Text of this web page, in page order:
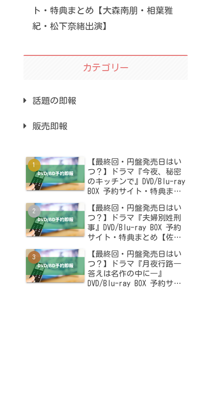
ト・特典まとめ【大森南朋・相葉雅
紀・松下奈緒出演】
カテゴリー
話題の即報
販売即報
【最終回・円盤発売日はい
つ？】ドラマ『今夜、秘密
のキッチンで』DVD/Blu-ray
BOX 予約サイト・特典まと
演】
【最終回・円盤発売日はい
つ？】ドラマ『夫婦別姓刑
事』DVD/Blu-ray BOX 予約
サイト・特典まとめ【佐藤
【最終回・円盤発売日はい
つ？】ドラマ『月夜行路―
答えは名作の中に―』
DVD/Blu-ray BOX 予約サイ